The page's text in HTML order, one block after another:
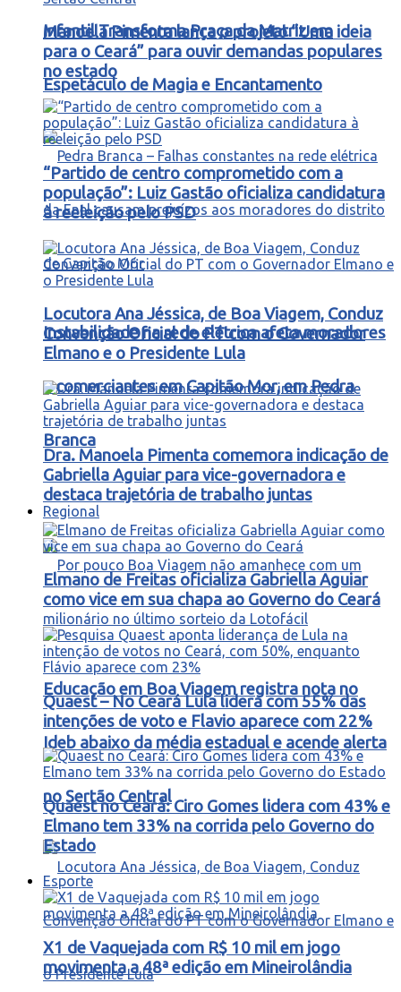
Infantil Transforma Praça da Matriz em
Espetáculo de Magia e Encantamento
Instabilidade na rede elétrica afeta moradores
e comerciantes em Capitão Mor, em Pedra
Branca
Regional
Educação em Boa Viagem registra nota no
Ideb abaixo da média estadual e acende alerta
no Sertão Central
Manoela Pimenta lança o projeto “Uma ideia
para o Ceará” para ouvir demandas populares
no estado
“Partido de centro comprometido com a
população”: Luiz Gastão oficializa candidatura
à reeleição pelo PSD
Locutora Ana Jéssica, de Boa Viagem, Conduz
Convenção Oficial do PT com o Governador
Elmano e o Presidente Lula
Dra. Manoela Pimenta comemora indicação de
Gabriella Aguiar para vice-governadora e
destaca trajetória de trabalho juntas
Elmano de Freitas oficializa Gabriella Aguiar
como vice em sua chapa ao Governo do Ceará
Quaest – No Ceará Lula lidera com 55% das
intenções de voto e Flavio aparece com 22%
Quaest no Ceará: Ciro Gomes lidera com 43% e
Elmano tem 33% na corrida pelo Governo do
Estado
Esporte
X1 de Vaquejada com R$ 10 mil em jogo
movimenta a 48ª edição em Mineirolândia